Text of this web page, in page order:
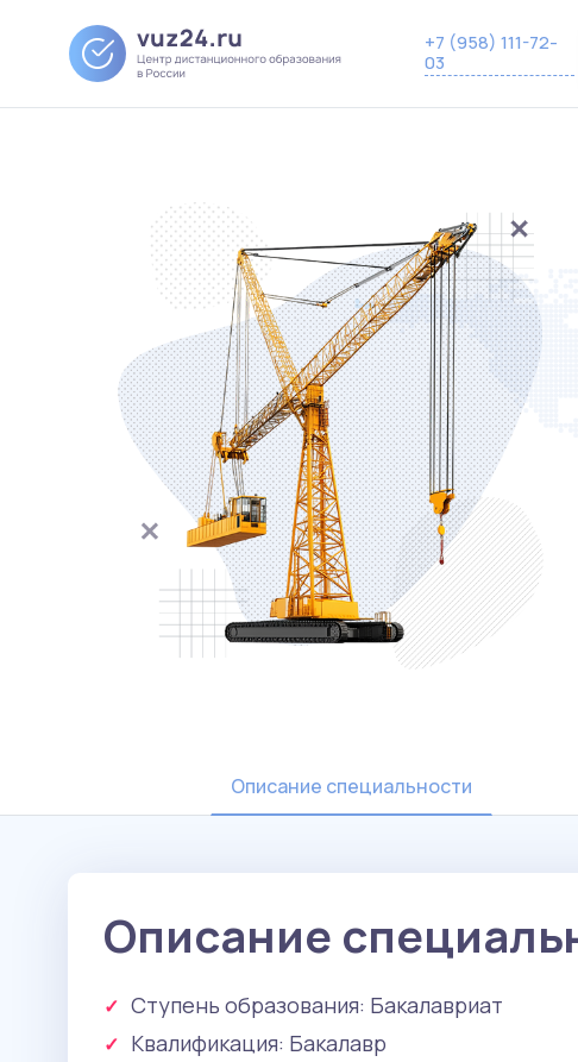
+7 (958) 111-72-
03
Описание специальности
Описание
Ступень образования: Бакалавриат
Квалификация: Бакалавр